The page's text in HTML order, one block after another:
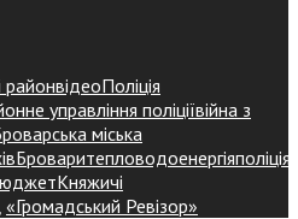
районвідеоПоліція
управління поліціївійна з
міська
Броваритепловодоенергіяполіція
Княжичі
«Громадський Ревізор»